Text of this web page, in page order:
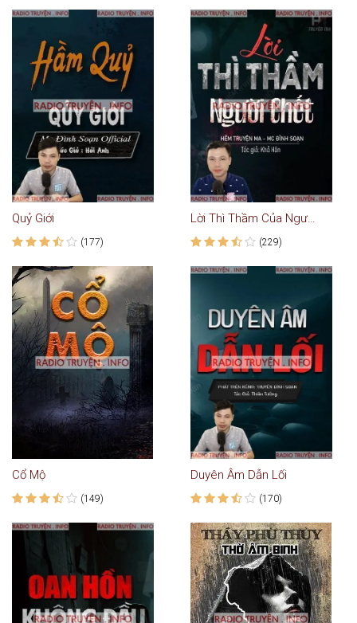
Quỷ Giới
(177)
Lời Thì Thầm Của Người Chết
(229)
Cổ Mộ
(149)
Duyên Âm Dẫn Lối
(170)